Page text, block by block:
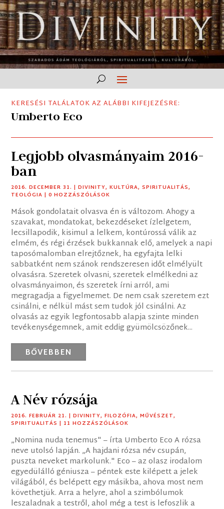
KERESÉSI TALÁLATOK AZ ALÁBBI KIFEJEZÉSRE:
Umberto Eco
Legjobb olvasmányaim 2016-
ban
2016. DECEMBER 31. |DIVINITY,KULTÚRA,SPIRITUALITÁS,
TEOLÓGIA | 0 HOZZÁSZÓLÁSOK
Mások gondolatait olvasva én is változom. Ahogy a
szavakat, mondatokat, bekezdéseket ízlelgetem,
lecsillapodik, kisimul a lelkem, kontúrossá válik az
elmém, és régi érzések bukkannak elő, amelyek a napi
taposómalomban elrejtőznek, ha egyfajta lelki
sabbatként nem szánok rendszeresen időt elmélyült
olvasásra. Szeretek olvasni, szeretek elmélkedni az
olvasmányaimon, és szeretek írni arról, ami
megragadja a figyelmemet. De nem csak szeretem ezt
csinálni, e nélkül mást sem tudok jól csinálni. Az
olvasás az egyik legfontosabb alapja szinte minden
tevékenységemnek, amit eddig gyümölcsözőnek...
BŐVEBBEN
A Név rózsája
2016. FEBRUÁR 21. |DIVINITY,FILOZÓFIA,MŰVÉSZET,
SPIRITUALITÁS | 11 HOZZÁSZÓLÁSOK
„Nomina nuda tenemus" – írta Umberto Eco A rózsa
neve utolsó lapján. „A hajdani rózsa név csupán,
puszta neveket markolunk." Eco – az olasz irodalom
egyedülálló géniusza – péntek este kilépett a jelek
világából, és belépett egy másikba, ahova most nem
követhetjük. Arra a helyre, ahol a szimbólumok
leszaladnak a testről, ahol még a test is lefoszlik a